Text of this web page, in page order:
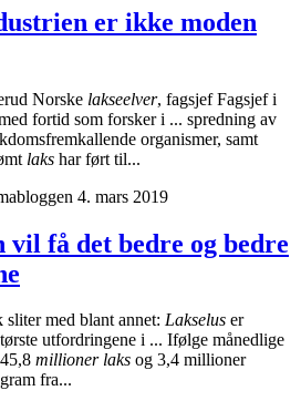
er ikke moden
Norske lakseelver, fagsjef Fagsjef i
fortid som forsker i ... spredning av
organismer, samt
laks har ført til...
4. mars 2019
vil få det bedre og bedre
med blant annet: Lakselus er
utfordringene i ... Ifølge månedlige
millioner laks og 3,4 millioner
fra...